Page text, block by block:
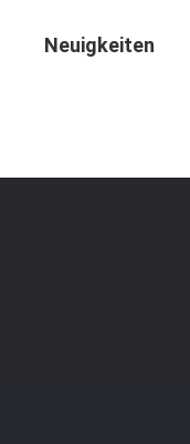
Neuigkeiten